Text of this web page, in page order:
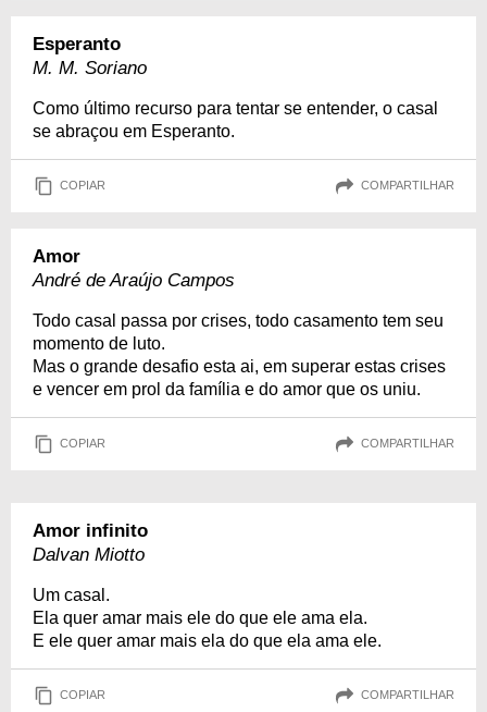
Esperanto
M. M. Soriano
Como último recurso para tentar se entender, o casal
se abraçou em Esperanto.
COPIAR COMPARTILHAR
Amor
André de Araújo Campos
Todo casal passa por crises, todo casamento tem seu
momento de luto.
Mas o grande desafio esta ai, em superar estas crises
e vencer em prol da família e do amor que os uniu.
COPIAR COMPARTILHAR
Amor infinito
Dalvan Miotto
Um casal.
Ela quer amar mais ele do que ele ama ela.
E ele quer amar mais ela do que ela ama ele.
COPIAR COMPARTILHAR